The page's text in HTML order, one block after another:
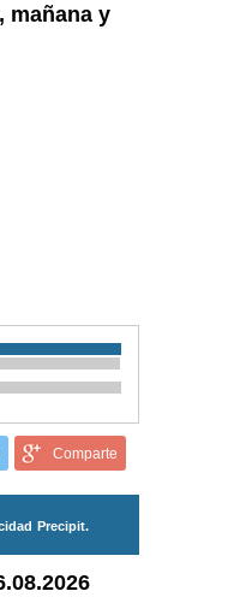
mañana y
Comparte
Precipit.